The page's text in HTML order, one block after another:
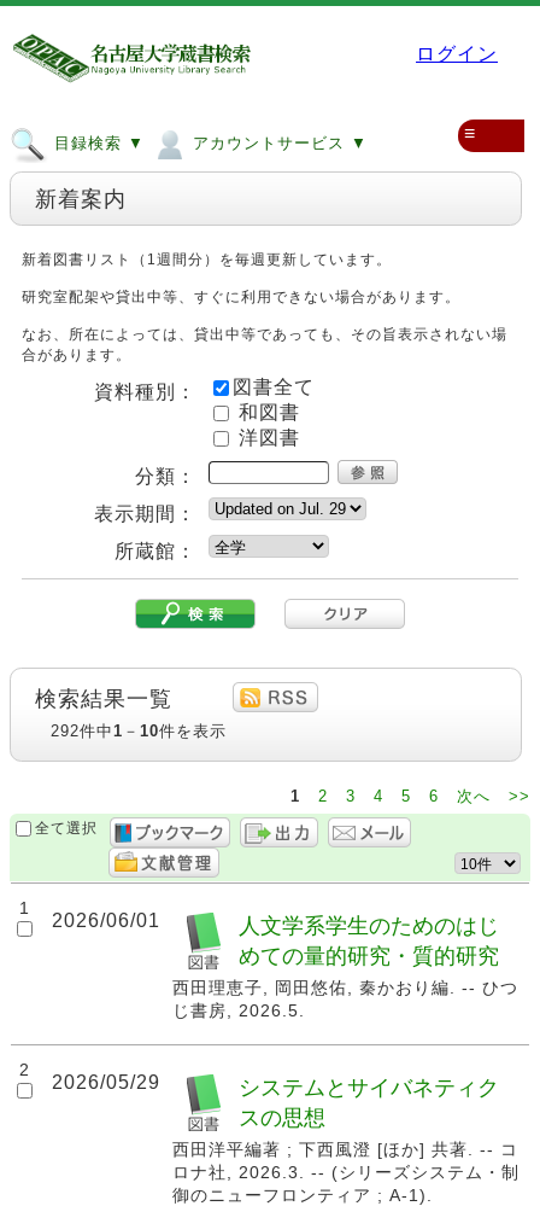
ログイン
目録検索 ▼ アカウントサービス ▼ ≡
新着案内
新着図書リスト（1週間分）を毎週更新しています。
研究室配架や貸出中等、すぐに利用できない場合があります。
なお、所在によっては、貸出中等であっても、その旨表示されない場
合があります。
資料種別：
図書全て
和図書
洋図書
分類：
表示期間：
所蔵館：
検索結果一覧
292件中1 － 10件を表示
1 2 3 4 5 6 次へ
>>
全て選択
1
2026/06/01
人文学系学生のためのはじ
めての量的研究・質的研究
西田理恵子, 岡田悠佑, 秦かおり編. -- ひつ
じ書房, 2026.5.
2
2026/05/29
システムとサイバネティク
スの思想
西田洋平編著 ; 下西風澄 [ほか] 共著. -- コ
ロナ社, 2026.3. -- (シリーズシステム・制
御のニューフロンティア ; A-1).